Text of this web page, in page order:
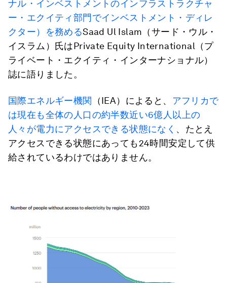
ナル・インベストメントのインフラストラクチャ
ー・エクイティ部門でインベストメント・ディレ
クター）を務めるSaad Ul Islam（サード・ウル・
イスラム）氏はPrivate Equity International（プ
ライベート・エクイティ・インターナショナル）
誌に語りました。
国際エネルギー機関 （IEA）によると、 アフリカで
は現在も全体の人口の約半数近い6億人以上の
人々が電力にアクセスできる状態になく 、たとえ
アクセスできる状態にあっても24時間安定して供
給されているわけではありません。